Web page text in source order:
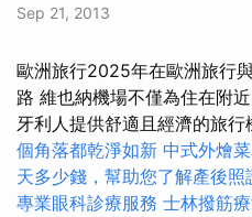
Sep 21, 2013
歐洲旅行2025年在歐洲旅行
路 維也納機場不僅為住在附
牙利人提供舒適且經濟的旅行
個角落都乾淨如新 中式外燴
天多少錢，幫助您了解產後照
專業眼科診療服務 士林撥筋